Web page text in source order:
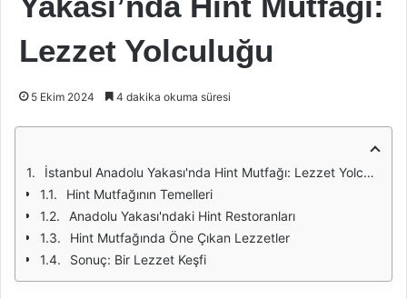
Lezzet Yolculuğu
5 Ekim 2024 4 dakika okuma süresi
İstanbul Anadolu Yakası'nda Hint Mutfağı: Lezzet Yolculuğu
Hint Mutfağının Temelleri
Anadolu Yakası'ndaki Hint Restoranları
Hint Mutfağında Öne Çıkan Lezzetler
Sonuç: Bir Lezzet Keşfi